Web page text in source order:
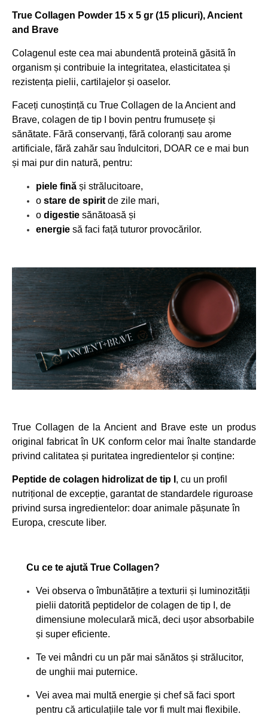
True Collagen Powder 15 x 5 gr (15 plicuri), Ancient
and Brave
Colagenul este cea mai abundentă proteină găsită în
organism și contribuie la integritatea, elasticitatea și
rezistența pielii, cartilajelor și oaselor.
Faceți cunoștință cu True Collagen de la Ancient and
Brave, colagen de tip I bovin pentru frumusețe și
sănătate. Fără conservanți, fără coloranți sau arome
artificiale, fără zahăr sau îndulcitori, DOAR ce e mai bun
și mai pur din natură, pentru:
piele fină și strălucitoare,
o stare de spirit de zile mari,
o digestie sănătoasă și
energie să faci față tuturor provocărilor.
True Collagen de la Ancient and Brave este un produs
original fabricat în UK conform celor mai înalte standarde
privind calitatea și puritatea ingredientelor și conține:
Peptide de colagen hidrolizat de tip I , cu un profil
nutrițional de excepție, garantat de standardele riguroase
privind sursa ingredientelor: doar animale pășunate în
Europa, crescute liber.
Cu ce te ajută True Collagen?
Vei observa o îmbunătățire a texturii și luminozității
pielii datorită peptidelor de colagen de tip I, de
dimensiune moleculară mică, deci ușor absorbabile
și super eficiente.
Te vei mândri cu un păr mai sănătos și strălucitor,
de unghii mai puternice.
Vei avea mai multă energie și chef să faci sport
pentru că articulațiile tale vor fi mult mai flexibile.